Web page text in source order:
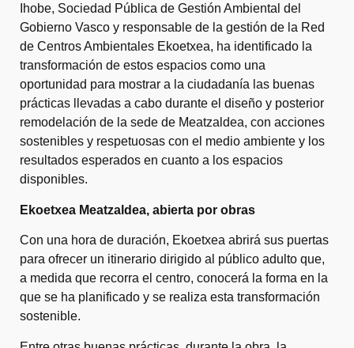
Ihobe, Sociedad Pública de Gestión Ambiental del
Gobierno Vasco y responsable de la gestión de la Red
de Centros Ambientales Ekoetxea, ha identificado la
transformación de estos espacios como una
oportunidad para mostrar a la ciudadanía las buenas
prácticas llevadas a cabo durante el diseño y posterior
remodelación de la sede de Meatzaldea, con acciones
sostenibles y respetuosas con el medio ambiente y los
resultados esperados en cuanto a los espacios
disponibles.
Ekoetxea Meatzaldea, abierta por obras
Con una hora de duración, Ekoetxea abrirá sus puertas
para ofrecer un itinerario dirigido al público adulto que,
a medida que recorra el centro, conocerá la forma en la
que se ha planificado y se realiza esta transformación
sostenible.